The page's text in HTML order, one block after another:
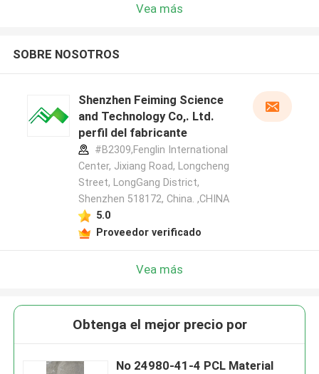
Vea más
SOBRE NOSOTROS
Shenzhen Feiming Science
and Technology Co,. Ltd.
perfil del fabricante
#B2309,Fenglin International
Center, Jixiang Road, Longcheng
Street, LongGang District,
Shenzhen 518172, China. ,CHINA
5.0
Proveedor verificado
Vea más
Obtenga el mejor precio por
No 24980-41-4 PCL Material